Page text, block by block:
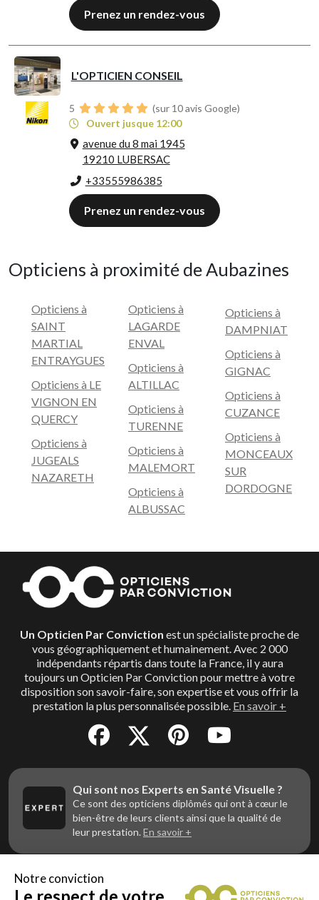
Prenez un rendez-vous
L'OPTICIEN CONSEIL
5
(sur 10 avis Google)
Ouvert jusque 12:00
avenue du 8 mai 1945
19210 LUBERSAC
+33555986385
Prenez un rendez-vous
Opticiens à proximité de Aubazines
Opticiens à
SAINT
MARTIAL
ENTRAYGUES
Opticiens à LE
VIGNON EN
QUERCY
Opticiens à
JUGEALS
NAZARETH
Opticiens à
LAGARDE
ENVAL
Opticiens à
ALTILLAC
Opticiens à
TURENNE
Opticiens à
MALEMORT
Opticiens à
ALBUSSAC
Opticiens à
DAMPNIAT
Opticiens à
GIGNAC
Opticiens à
CUZANCE
Opticiens à
MONCEAUX
SUR
DORDOGNE
Un Opticien Par Conviction est un spécialiste proche de
vous géographiquement et humainement. Avec 2 000
indépendants répartis dans toute la France, il y aura
toujours un Opticien Par Conviction pour mettre à votre
disposition son savoir-faire, son expertise et vous offrir la
prestation la plus personnalisée possible. En savoir +
Qui sont nos Experts en Santé Visuelle ?
Ce sont des opticiens diplômés qui ont à cœur le
bien-être de leurs clients ainsi que la qualité de
leur prestation. En savoir +
Vous êtes un professionnel de la vue et
Notre conviction
Le respect de votre